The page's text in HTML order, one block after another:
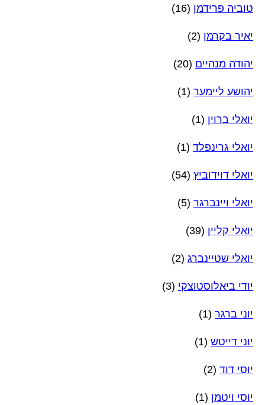
טוביה פרידמן (16)
יאיר בקרמן (2)
יהודה מנהיים (20)
יהושע ליימער (1)
יואלי ברוין (1)
יואלי גרינפלד (1)
יואלי דוידוביץ (54)
יואלי ויינברגר (5)
יואלי קליין (39)
יואלי שטיינברג (2)
יודי ביאלוסטוצקי (3)
יוני ברגר (1)
יוני דייטש (1)
יוסי דוד (2)
יוסי ויטמן (1)